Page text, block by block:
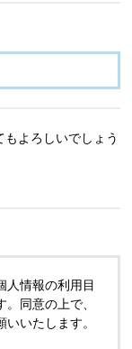
よろしいでしょう
人情報の利用目
同意の上で、
いたします。